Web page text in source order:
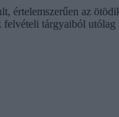
értelemszerűen az
felvételi tárgyaiból